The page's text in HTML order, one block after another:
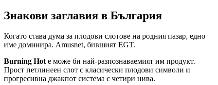
Знакови заглавия в България
Когато става дума за плодови слотове на родния пазар, едно
име доминира. Amusnet, бившият EGT.
Burning Hot е може би най-разпознаваемият им продукт.
Прост петлинеен слот с класически плодови символи и
прогресивна джакпот система с четири нива.